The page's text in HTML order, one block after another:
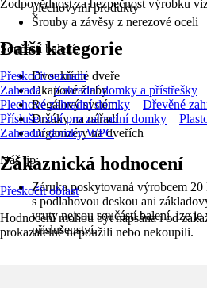
plechovými produkty
Šrouby a závěsy z nerezové oceli
Součástí balení:
Dvoukřídlé dveře
Okapové žlaby
Regálový systém
Držáky na nářadí
Organizéry na dveřích
Náš tip:
Záruka poskytovaná výrobcem
s podlahovou deskou ani
vruty nejsou součástí balení, lze
příslušenství.
Zodpovědnost za bezpečnost výrobku
Další kategorie
Přeskočit seznam
Zahrada
Zahradní domky a přístřešky
Plechové zahradní domky
Dřevěné
Příslušenství pro zahradní domky
Zahradní domky WPC
Zákaznická hodnocení
Přeskočit oblast
Hodnocení mohou být napsána i od
prokazatelně nepoužili nebo nekoupili.